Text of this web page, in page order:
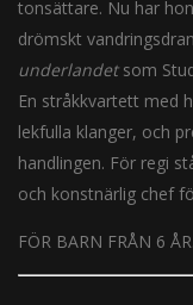
tonsättare. Nu har
drömskt
underlandetsom
En stråkkvartett med
lekfulla klanger, och
handlingen. För regi
och konstnärlig chef
FÖR BARN FRÅN 6 ÅR.